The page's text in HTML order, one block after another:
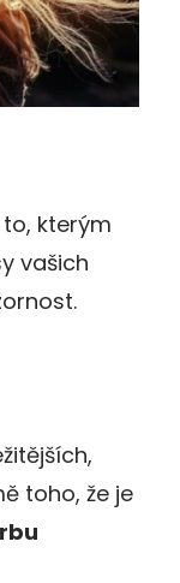
kterým
vašich
toho, že je